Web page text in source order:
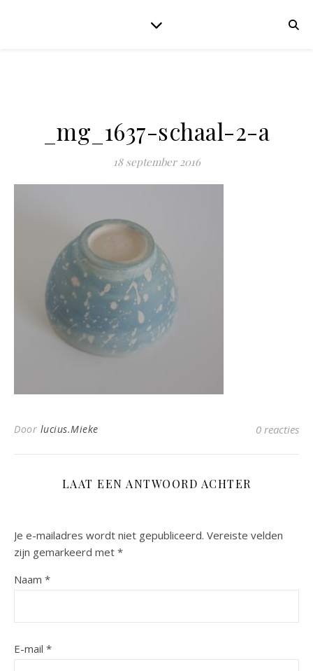
_mg_1637-schaal-2-a
18 september 2016
Door lucius.Mieke 0 reacties
LAAT EEN ANTWOORD ACHTER
Je e-mailadres wordt niet gepubliceerd. Vereiste velden
zijn gemarkeerd met *
Naam *
E-mail *